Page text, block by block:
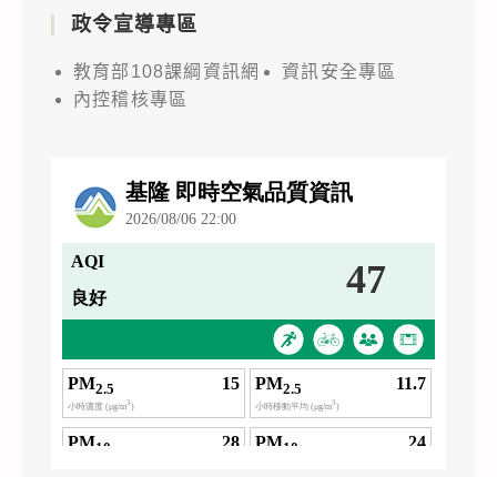
政令宣導專區
教育部108課綱資訊網
資訊安全專區
內控稽核專區